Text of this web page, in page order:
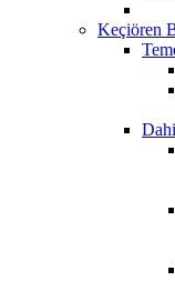
Keçiören